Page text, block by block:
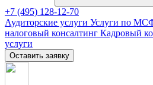
+7 (495) 128-12-70
Аудиторские услуги Услуги по
налоговый консалтинг Кадровый
услуги
Оставить заявку